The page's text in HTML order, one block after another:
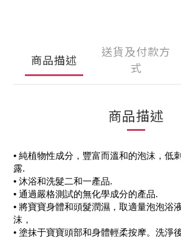
商品描述
送貨及付款方
式
商品描述
• 純植物性成分，豐富而溫和的泡沫，低
露.
• 沐浴和洗髮二和一產品.
• 通過嚴格測試的無化學成分的產品.
• 將寶寶身體和頭髮潤濕，取適量泡泡浴
沫，
• 塗抹于寶寶頭部和身體輕柔按摩。洗淨